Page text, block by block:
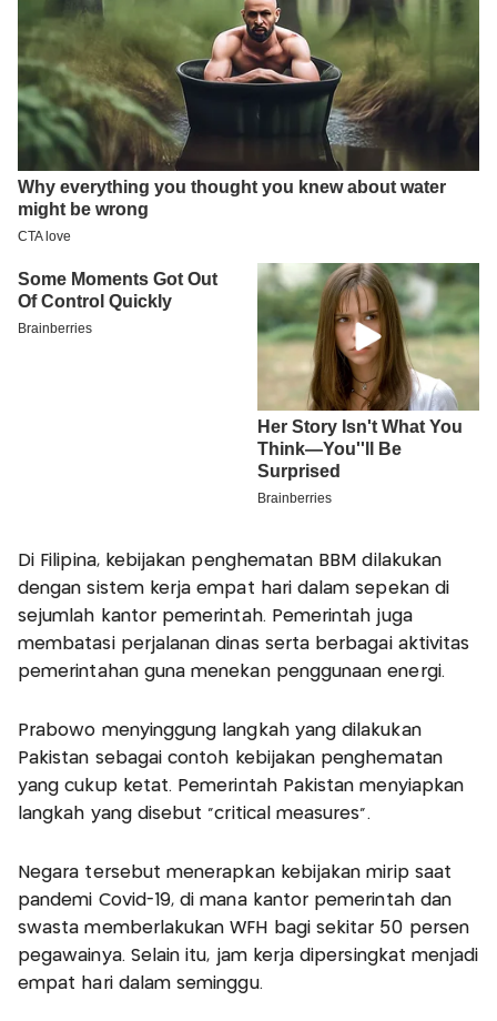
Di Filipina, kebijakan penghematan BBM dilakukan
dengan sistem kerja empat hari dalam sepekan di
sejumlah kantor pemerintah. Pemerintah juga
membatasi perjalanan dinas serta berbagai aktivitas
pemerintahan guna menekan penggunaan energi.
Prabowo menyinggung langkah yang dilakukan
Pakistan sebagai contoh kebijakan penghematan
yang cukup ketat. Pemerintah Pakistan menyiapkan
langkah yang disebut “critical measures”.
Negara tersebut menerapkan kebijakan mirip saat
pandemi Covid-19, di mana kantor pemerintah dan
swasta memberlakukan WFH bagi sekitar 50 persen
pegawainya. Selain itu, jam kerja dipersingkat menjadi
empat hari dalam seminggu.